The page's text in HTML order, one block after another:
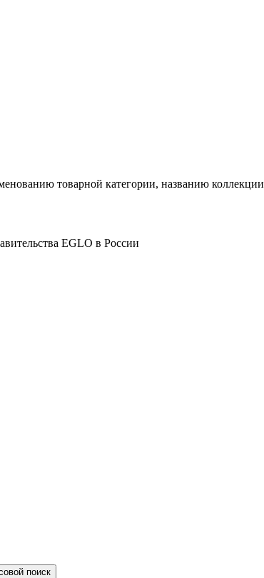
товарной категории, названию коллекции
EGLO в России